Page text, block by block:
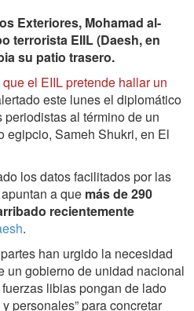
Exteriores, Mohamad al-
terrorista EIIL (Daesh, en
su patio trasero.
el EIIL pretende hallar un
este lunes el diplomático
al término de un
egipcio, Sameh Shukri, en El
los datos facilitados por las
a que más de 290
recientemente
.
han urgido la necesidad
un gobierno de unidad nacional
libias pongan de lado
personales” para concretar